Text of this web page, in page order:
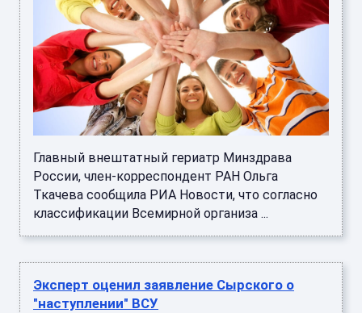
Главный внештатный гериатр Минздрава
России, член-корреспондент РАН Ольга
Ткачева сообщила РИА Новости, что согласно
классификации Всемирной организа ...
Эксперт оценил заявление Сырского о
"наступлении" ВСУ